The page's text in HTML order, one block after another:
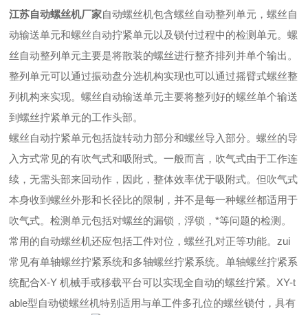
江苏自动螺丝机厂家自动螺丝机包含螺丝自动整列单元，螺丝自
动输送单元和螺丝自动拧紧单元以及锁付过程中的检测单元。螺
丝自动整列单元主要是将散装的螺丝进行整齐排列并单个输出。
整列单元可以通过振动盘分选机构实现也可以通过摇臂式螺丝整
列机构来实现。螺丝自动输送单元主要将整列好的螺丝单个输送
到螺丝拧紧单元的工作头部。
螺丝自动拧紧单元包括旋转动力部分和螺丝导入部分。螺丝的导
入方式常见的有吹气式和吸附式。一般而言，吹气式由于工作连
续，无需头部来回动作，因此，整体效率优于吸附式。但吹气式
本身收到螺丝外形和长径比的限制，并不是每一种螺丝都适用于
吹气式。检测单元包括对螺丝的漏锁，浮锁，*等问题的检测。
常用的自动螺丝机还应包括工件对位，螺丝孔对正等功能。zui
常见有单轴螺丝拧紧系统和多轴螺丝拧紧系统。单轴螺丝拧紧系
统配合X-Y 机械手或移载平台可以实现全自动的螺丝拧紧。XY-t
able型自动锁螺丝机特别适用与单工件多孔位的螺丝锁付，具有